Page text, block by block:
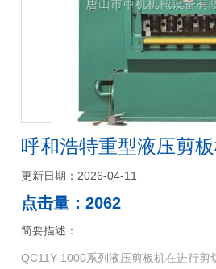
呼和浩特重型液压剪
更新日期：2026-04-11
点击量：2062
简要描述：
QC11Y-1000系列液压剪板机在进行剪